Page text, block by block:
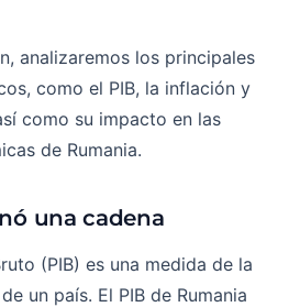
analizaremos los principales
como el PIB, la inflación y
como su impacto en las
de Rumania.
una cadena
(PIB) es una medida de la
un país. El PIB de Rumania